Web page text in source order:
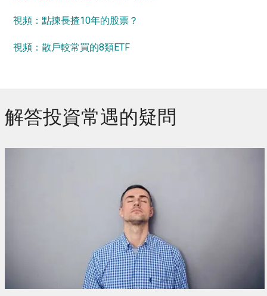
視頻：點揀長揸10年的股票？
視頻：散戶較常買的8類ETF
解答投資常遇的疑問